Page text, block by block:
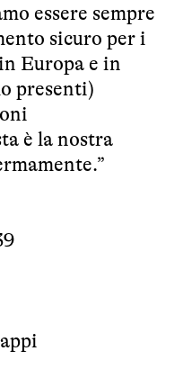
essere sempre
sicuro per i
Europa e in
presenti)
è la nostra